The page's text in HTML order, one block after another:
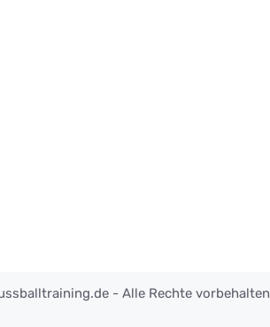
- Alle Rechte vorbehalten